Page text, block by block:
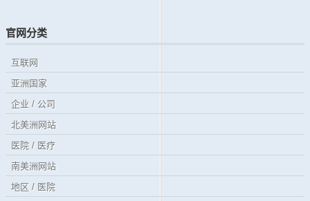
官网分类
互联网
亚洲国家
企业 / 公司
北美洲网站
医院 / 医疗
南美洲网站
地区 / 医院